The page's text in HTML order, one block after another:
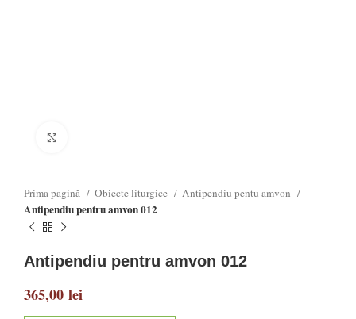
Prima pagină Obiecte liturgice Antipendiu pentu amvon
Antipendiu pentru amvon 012
Antipendiu pentru amvon 012
365,00 lei